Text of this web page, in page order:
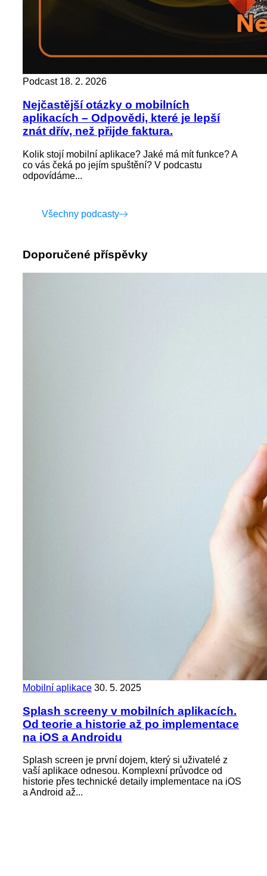
Podcast 18. 2. 2026
Nejčastější otázky o mobilních
aplikacích – Odpovědi, které je lepší
znát dřív, než přijde faktura.
Kolik stojí mobilní aplikace? Jaké má mít funkce? A
co vás čeká po jejím spuštění? V podcastu
odpovídáme...
Všechny podcasty
Doporučené příspěvky
Mobilní aplikace 30. 5. 2025
Splash screeny v mobilních aplikacích.
Od teorie a historie až po implementace
na iOS a Androidu
Splash screen je první dojem, který si uživatelé z
vaší aplikace odnesou. Komplexní průvodce od
historie přes technické detaily implementace na iOS
a Android až...